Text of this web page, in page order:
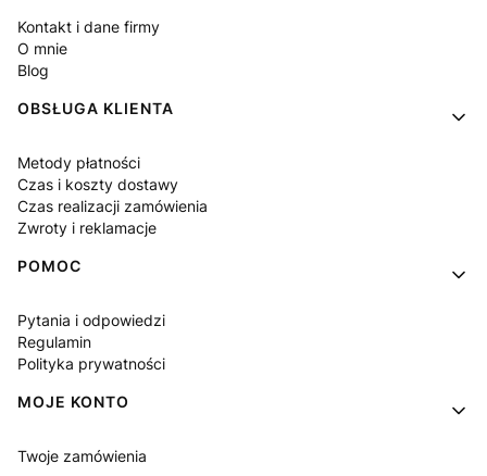
Kontakt i dane firmy
O mnie
Blog
OBSŁUGA KLIENTA
Metody płatności
Czas i koszty dostawy
Czas realizacji zamówienia
Zwroty i reklamacje
POMOC
Pytania i odpowiedzi
Regulamin
Polityka prywatności
MOJE KONTO
Twoje zamówienia